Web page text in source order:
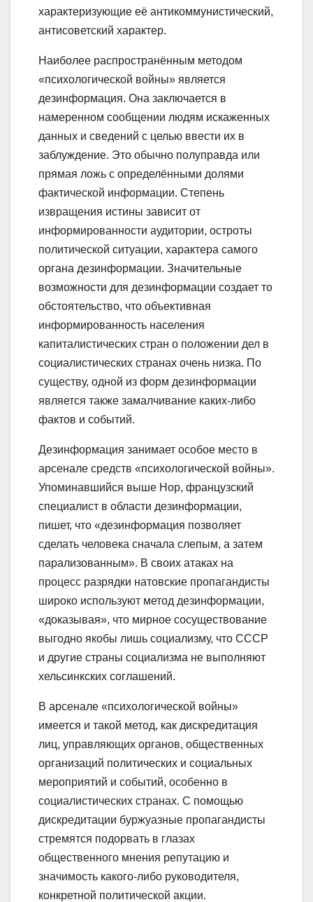
характеризующие её антикоммунистический,
антисоветский характер.
Наиболее распространённым методом
«психологической войны» является
дезинформация. Она заключается в
намеренном сообщении людям искаженных
данных и сведений с целью ввести их в
заблуждение. Это обычно полуправда или
прямая ложь с определёнными долями
фактической информации. Степень
извращения истины зависит от
информированности аудитории, остроты
политической ситуации, характера самого
органа дезинформации. Значительные
возможности для дезинформации создает то
обстоятельство, что объективная
информированность населения
капиталистических стран о положении дел в
социалистических странах очень низка. По
существу, одной из форм дезинформации
является также замалчивание каких-либо
фактов и событий.
Дезинформация занимает особое место в
арсенале средств «психологической войны».
Упоминавшийся выше Нор, французский
специалист в области дезинформации,
пишет, что «дезинформация позволяет
сделать человека сначала слепым, а затем
парализованным». В своих атаках на
процесс разрядки натовские пропагандисты
широко используют метод дезинформации,
«доказывая», что мирное сосуществование
выгодно якобы лишь социализму, что СССР
и другие страны социализма не выполняют
хельсинкских соглашений.
В арсенале «психологической войны»
имеется и такой метод, как дискредитация
лиц, управляющих органов, общественных
организаций политических и социальных
мероприятий и событий, особенно в
социалистических странах. С помощью
дискредитации буржуазные пропагандисты
стремятся подорвать в глазах
общественного мнения репутацию и
значимость какого-либо руководителя,
конкретной политической акции.